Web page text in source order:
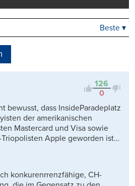
Kontrovers
Beste ▾
126
0
bewusst, dass InsideParadeplatz
der amerikanischen
Mastercard und Visa sowie
Apple geworden ist…
konkurenrrenzfähige, CH-